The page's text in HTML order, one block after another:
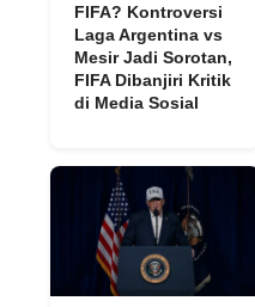
FIFA? Kontroversi
Laga Argentina vs
Mesir Jadi Sorotan,
FIFA Dibanjiri Kritik
di Media Sosial